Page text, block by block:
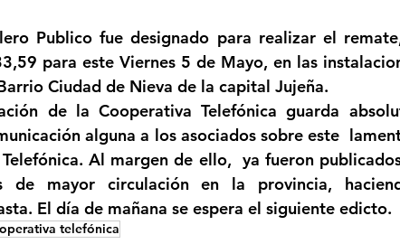
Publico fue designado para realizar el
para este Viernes 5 de Mayo, en las
Ciudad de Nieva de la capital Jujeña.
de la Cooperativa Telefónica guarda
alguna a los asociados sobre este
Al margen de ello,  ya fueron
de mayor circulación en la provincia,
El día de mañana se espera el siguiente edicto.
telefónica